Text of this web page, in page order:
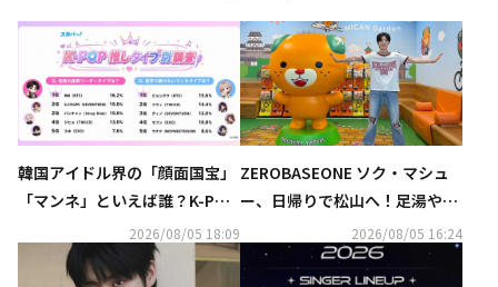
韓国アイドル界の「顔面国宝」
「マンネ」といえば誰？K-POP
推しタイプ別調査の結果が明ら
2026/08/05 18:09
ZEROBASEONE ソク・マシュ
ー、日帰りで松山へ！足湯や人
力車を体験＆ご当地キャラみき
ゃんとの記念ショットも
2026/08/05 16:24